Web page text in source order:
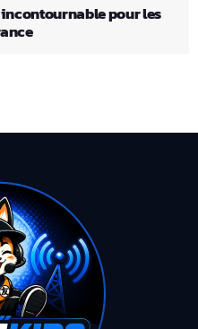
pour les